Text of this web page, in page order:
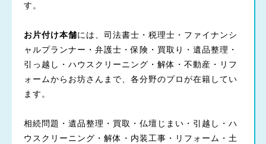
す。
お片付け本舗には、司法書士・税理士・ファイナンシ
ャルプランナー・弁護士・保険・買取り・遺品整理・
引っ越し・ハウスクリーニング・解体・不動産・リフ
ォームからお坊さんまで、各分野のプロが在籍してい
ます。
相続問題・遺品整理・買取・仏壇じまい・引越し・ハ
ウスクリーニング・解体・内装工事・リフォーム・土